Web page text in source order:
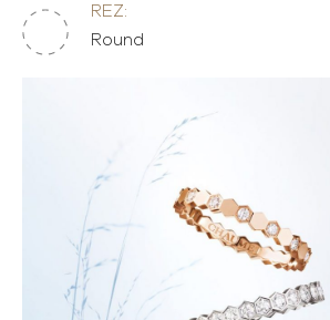
REZ:
Round